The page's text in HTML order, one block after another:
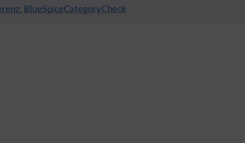
BlueSpiceCategoryCheck